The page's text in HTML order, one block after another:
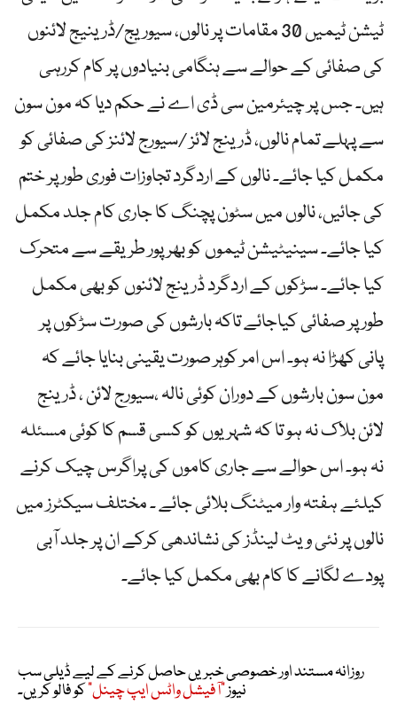
ٹیشن ٹیمیں 30 مقامات پر نالوں، سیوریج/ڈرینیج لائنوں
کی صفائی کے حوالے سے ہنگامی بنیادوں پر کام کررہی
ہیں۔ جس پر چیئرمین سی ڈی اے نے حکم دیا کہ مون سون
سے پہلے تمام نالوں، ڈرینج لائز /سیورج لائنز کی صفائی کو
مکمل کیا جائے۔ نالوں کے اردگرد تجاوزات فوری طور پر ختم
کی جائیں، نالوں میں سٹون پچنگ کا جاری کام جلد مکمل
کیا جائے۔ سینیٹیشن ٹیموں کو بھرپور طریقے سے متحرک
کیا جائے۔ سڑکوں کے اردگرد ڈرینج لائنوں کو بھی مکمل
طور پر صفائی کیاجائے تاکہ بارشوں کی صورت سڑکوں پر
پانی کھڑا نہ ہو۔ اس امر کوہر صورت یقینی بنایا جائے کہ
مون سون بارشوں کے دوران کوئی نالہ ،سیورج لائن ، ڈرینج
لائن بلاک نہ ہو تا کہ شہریوں کو کسی قسم کا کوئی مسئلہ
نہ ہو۔ اس حوالے سے جاری کاموں کی پراگرس چیک کرنے
کیلئے ہفتہ وار میٹنگ بلائی جائے ۔ مختلف سیکٹرز میں
نالوں پر نئی ویٹ لینڈز کی نشاندھی کرکے ان پر جلد آبی
پودے لگانے کا کام بھی مکمل کیا جائے۔
روزانہ مستند اور خصوصی خبریں حاصل کرنے کے لیے ڈیلی سب
نیوز"آفیشل واٹس ایپ چینل"کو فالو کریں۔